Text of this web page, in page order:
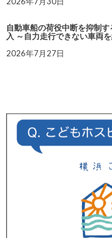
自動車船の荷役中断を抑制
入 ～自力走行できない車両
2026年7月27日